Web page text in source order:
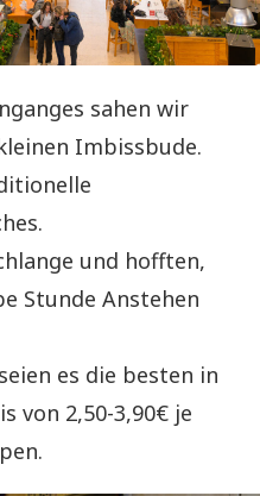
sahen wir
Imbissbude.
und hofften,
Stunde Anstehen
es die besten in
von 2,50-3,90€ je